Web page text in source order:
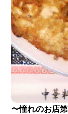
〜憧れのお店